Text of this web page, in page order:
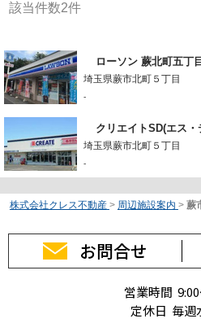
該当件数2件
ローソン 蕨北町五丁
埼玉県蕨市北町５丁目
-
クリエイトSD(エス
埼玉県蕨市北町５丁目
-
株式会社クレス不動産 > 周辺施設案内 > 蕨
お問合せ
営業時間
定休日 毎週